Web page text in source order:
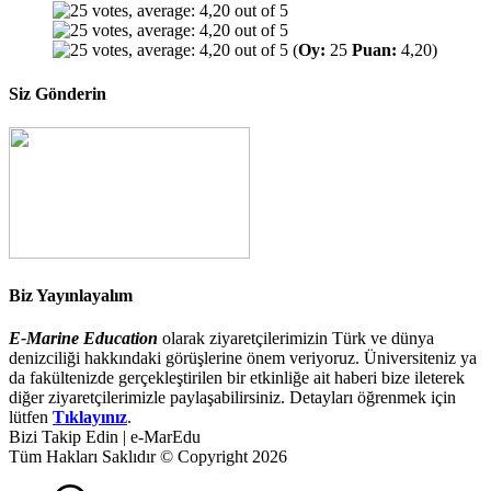
(Oy: 25 Puan: 4,20)
Siz Gönderin
Biz Yayınlayalım
E-Marine Education olarak ziyaretçilerimizin Türk ve dünya
denizciliği hakkındaki görüşlerine önem veriyoruz. Üniversiteniz ya
da fakültenizde gerçekleştirilen bir etkinliğe ait haberi bize ileterek
diğer ziyaretçilerimizle paylaşabilirsiniz. Detayları öğrenmek için
lütfen Tıklayınız.
Bizi Takip Edin | e-MarEdu
Tüm Hakları Saklıdır © Copyright 2026